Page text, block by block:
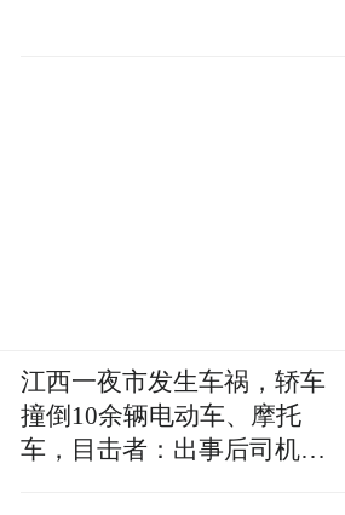
江西一夜市发生车祸，轿车
撞倒10余辆电动车、摩托
车，目击者：出事后司机一